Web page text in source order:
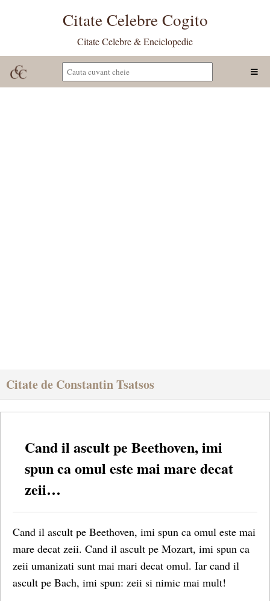
Citate Celebre Cogito
Citate Celebre & Enciclopedie
Citate de Constantin Tsatsos
Cand il ascult pe Beethoven, imi
spun ca omul este mai mare decat
zeii…
Cand il ascult pe Beethoven, imi spun ca omul este mai
mare decat zeii. Cand il ascult pe Mozart, imi spun ca
zeii umanizati sunt mai mari decat omul. Iar cand il
ascult pe Bach, imi spun: zeii si nimic mai mult!